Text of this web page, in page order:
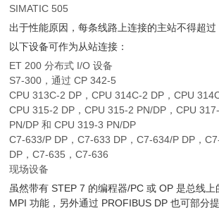
SIMATIC 505
出于性能原因，每条线路上连接的主站不得超过
以下设备可作为从站连接：
ET 200 分布式 I/O 设备
S7-300，通过 CP 342-5
CPU 313C-2 DP，CPU 314C-2 DP，CPU
CPU 315-2 DP，CPU 315-2 PN/DP，CPU
PN/DP 和 CPU 319-3 PN/DP
C7-633/P DP，C7-633 DP，C7-634/P DP，
DP，C7-635，C7-636
现场设备
虽然带有 STEP 7 的编程器/PC 或 OP 是总线上
MPI 功能，另外通过 PROFIBUS DP 也可部分提